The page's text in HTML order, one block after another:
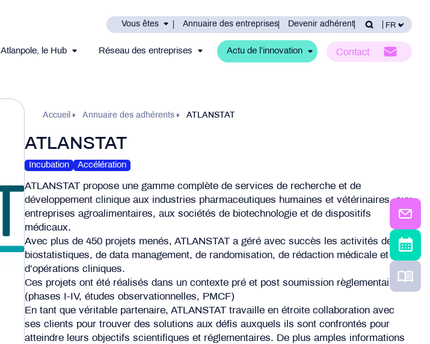
Vous êtes Annuaire des entreprises Devenir adhérent
Atlanpole, le Hub Réseau des entreprises Actu de l’innovation Contact
Accueil Annuaire des adhérents ATLANSTAT
ATLANSTAT
Incubation Accélération
ATLANSTAT propose une gamme complète de services de recherche et de
développement clinique aux industries pharmaceutiques humaines et vétérinaires, aux
entreprises agroalimentaires, aux sociétés de biotechnologie et de dispositifs
médicaux.
Avec plus de 450 projets menés, ATLANSTAT a géré avec succès les activités de
biostatistiques, de data management, de randomisation, de rédaction médicale et
d’opérations cliniques.
Ces projets ont été réalisés dans un contexte pré et post soumission règlementaire
(phases I-IV, études observationnelles, PMCF)
En tant que véritable partenaire, ATLANSTAT travaille en étroite collaboration avec
ses clients pour trouver des solutions aux défis auxquels ils sont confrontés pour
atteindre leurs objectifs scientifiques et réglementaires. De plus amples informations